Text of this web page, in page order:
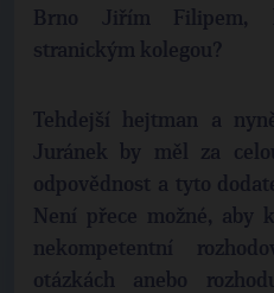
Brno Jiřím Filipem,
stranickým kolegou?
Tehdejší hejtman a
Juránek by měl za
odpovědnost a tyto
Není přece možné, aby
nekompetentní
otázkách anebo